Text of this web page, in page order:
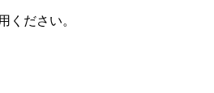
ください。